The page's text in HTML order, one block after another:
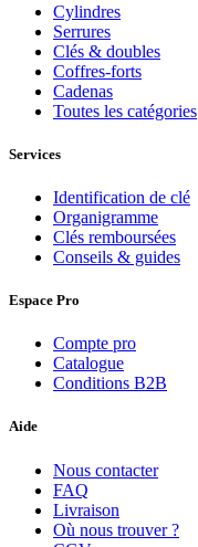
Cylindres
Serrures
Clés & doubles
Coffres-forts
Cadenas
Toutes les catégories
Services
Identification de clé
Organigramme
Clés remboursées
Conseils & guides
Espace Pro
Compte pro
Catalogue
Conditions B2B
Aide
Nous contacter
FAQ
Livraison
Où nous trouver ?